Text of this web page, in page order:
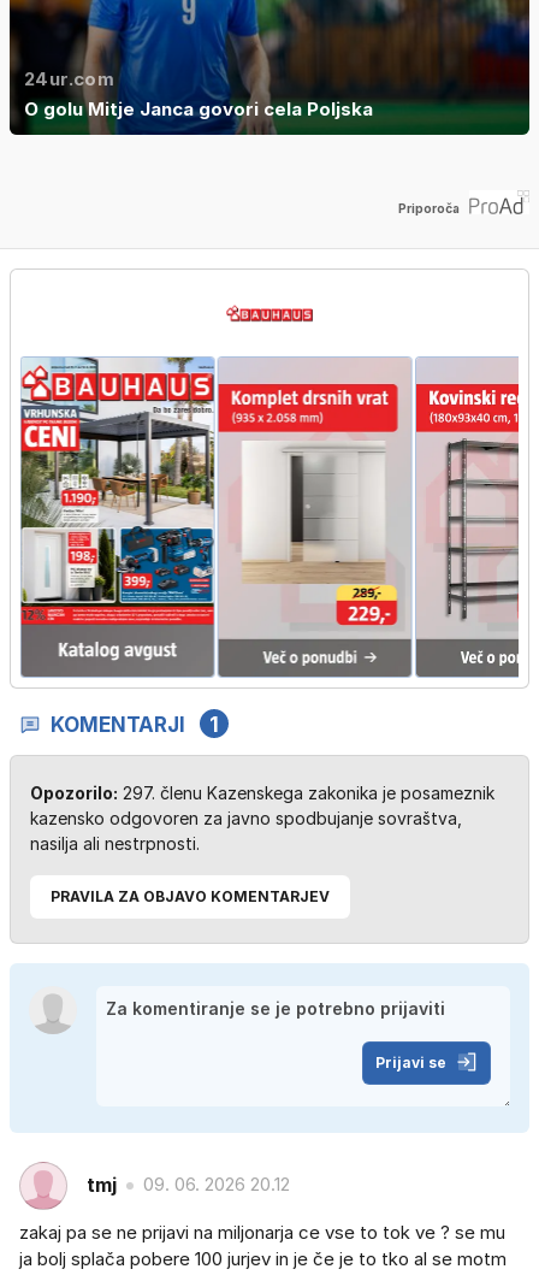
24ur.com
O golu Mitje Janca govori cela Poljska
Priporoča
KOMENTARJI 1
Opozorilo: 297. členu Kazenskega zakonika je posameznik
kazensko odgovoren za javno spodbujanje sovraštva,
nasilja ali nestrpnosti.
PRAVILA ZA OBJAVO KOMENTARJEV
Prijavi se
tmj 09. 06. 2026 20.12
zakaj pa se ne prijavi na miljonarja ce vse to tok ve ? se mu
ja bolj splača pobere 100 jurjev in je če je to tko al se motm